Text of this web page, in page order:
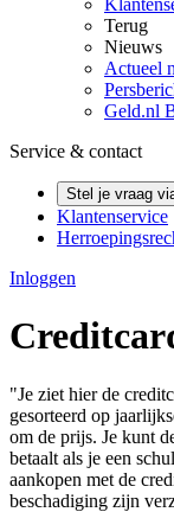
Terug
Nieuws
Actueel
Geld.nl
Service & contact
Stel je vraag
Klantenservice
Inloggen
"Je ziet hier de
gesorteerd op
om de prijs. Je kunt
betaalt als je een
aankopen met de
beschadiging zijn